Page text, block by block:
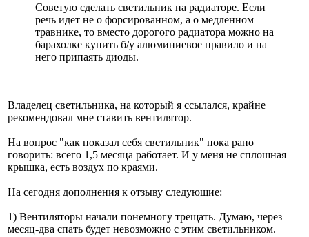
Советую сделать светильник на радиаторе. Если
речь идет не о форсированном, а о медленном
травнике, то вместо дорогого радиатора можно на
барахолке купить б/у алюминиевое правило и на
него припаять диоды.
Владелец светильника, на который я ссылался, крайне
рекомендовал мне ставить вентилятор.
На вопрос "как показал себя светильник" пока рано
говорить: всего 1,5 месяца работает. И у меня не сплошная
крышка, есть воздух по краями.
На сегодня дополнения к отзыву следующие:
1) Вентиляторы начали понемногу трещать. Думаю, через
месяц-два спать будет невозможно с этим светильником.